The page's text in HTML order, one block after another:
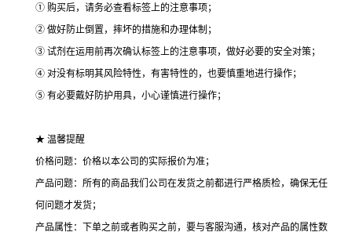
① 购买后，请务必查看标签上的注意事项；
② 做好防止倒置，摔坏的措施和办理体制；
③ 试剂在运用前再次确认标签上的注意事项，做好必要的安全对策；
④ 对没有标明其风险特性，有害特性的，也要慎重地进行操作；
⑤ 有必要戴好防护用具，小心谨慎进行操作；
★ 温馨提醒
价格问题：价格以本公司的实际报价为准；
产品问题：所有的商品我们公司在发货之前都进行严格质检，确保无任
何问题才发货；
产品属性：下单之前或者购买之前，要与客服沟通，核对产品的属性数